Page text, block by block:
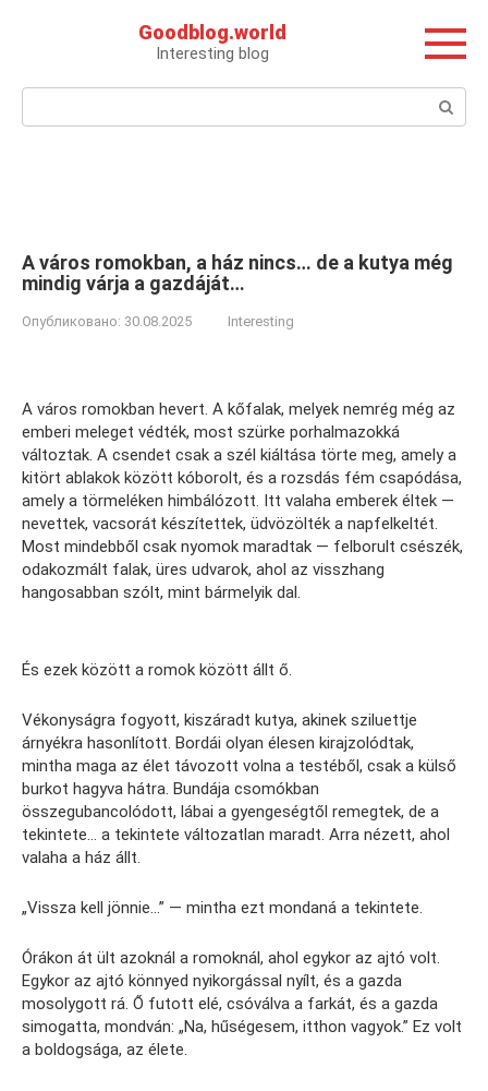
Goodblog.world
Interesting blog
Поиск:
A város romokban, a ház nincs… de a kutya még
mindig várja a gazdáját…
Опубликовано: 30.08.2025 Interesting
A város romokban hevert. A kőfalak, melyek nemrég még az
emberi meleget védték, most szürke porhalmazokká
változtak. A csendet csak a szél kiáltása törte meg, amely a
kitört ablakok között kóborolt, és a rozsdás fém csapódása,
amely a törmeléken himbálózott. Itt valaha emberek éltek —
nevettek, vacsorát készítettek, üdvözölték a napfelkeltét.
Most mindebből csak nyomok maradtak — felborult csészék,
odakozmált falak, üres udvarok, ahol az visszhang
hangosabban szólt, mint bármelyik dal.
És ezek között a romok között állt ő.
Vékonyságra fogyott, kiszáradt kutya, akinek sziluettje
árnyékra hasonlított. Bordái olyan élesen kirajzolódtak,
mintha maga az élet távozott volna a testéből, csak a külső
burkot hagyva hátra. Bundája csomókban
összegubancolódott, lábai a gyengeségtől remegtek, de a
tekintete… a tekintete változatlan maradt. Arra nézett, ahol
valaha a ház állt.
„Vissza kell jönnie…” — mintha ezt mondaná a tekintete.
Órákon át ült azoknál a romoknál, ahol egykor az ajtó volt.
Egykor az ajtó könnyed nyikorgással nyílt, és a gazda
mosolygott rá. Ő futott elé, csóválva a farkát, és a gazda
simogatta, mondván: „Na, hűségesem, itthon vagyok.” Ez volt
a boldogsága, az élete.